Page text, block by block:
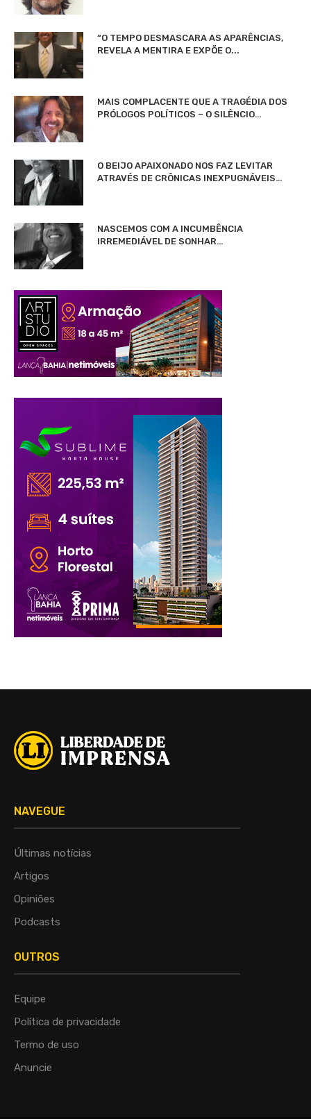
“O TEMPO DESMASCARA AS APARÊNCIAS,
REVELA A MENTIRA E EXPÕE O...
MAIS COMPLACENTE QUE A TRAGÉDIA DOS
PRÓLOGOS POLÍTICOS – O SILÊNCIO…
O BEIJO APAIXONADO NOS FAZ LEVITAR
ATRAVÉS DE CRÔNICAS INEXPUGNÁVEIS…
NASCEMOS COM A INCUMBÊNCIA
IRREMEDIÁVEL DE SONHAR…
NAVEGUE
Últimas notícias
Artigos
Opiniões
Podcasts
OUTROS
Equipe
Política de privacidade
Termo de uso
Anuncie